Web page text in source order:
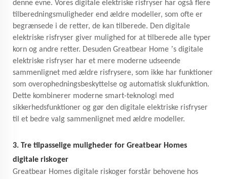
denne evne. Vores digitale elektriske risfryser har også flere
tilberedningsmuligheder end ældre modeller, som ofte er
begrænsede i de retter, de kan tilberede. Den digitale
elektriske risfryser giver mulighed for at tilberede alle typer
korn og andre retter. Desuden Greatbear Home ’s digitale
elektriske risfryser har et mere moderne udseende
sammenlignet med ældre risfrysere, som ikke har funktioner
som overophedningsbeskyttelse og automatisk slukfunktion.
Dette kombinerer moderne smart-teknologi med
sikkerhedsfunktioner og gør den digitale elektriske risfryser
til et bedre valg sammenlignet med ældre modeller.
3. Tre tilpasselige muligheder for Greatbear Homes
digitale riskoger
Greatbear Homes digitale riskoger forstår behovene hos